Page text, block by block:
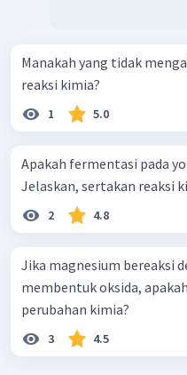
Manakah yang tidak
reaksi kimia?
1 5.0
Apakah fermentasi pada
Jelaskan, sertakan reaksi
2 4.8
Jika magnesium bereaksi
membentuk oksida,
perubahan kimia?
3 4.5